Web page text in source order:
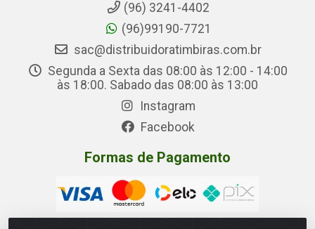
(96) 3241-4402
(96)99190-7721
sac@distribuidoratimbiras.com.br
Segunda a Sexta das 08:00 às 12:00 - 14:00
às 18:00. Sabado das 08:00 às 13:00
Instagram
Facebook
Formas de Pagamento